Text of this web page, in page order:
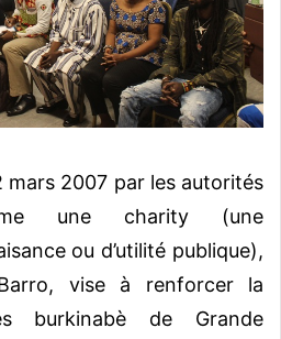
mars 2007 par les autorités
une charity (une
ou d’utilité publique),
vise à renforcer la
burkinabè de Grande